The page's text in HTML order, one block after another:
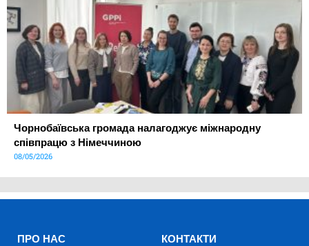
Чорнобаївська громада налагоджує міжнародну
співпрацю з Німеччиною
08/05/2026
ПРО НАС КОНТАКТИ